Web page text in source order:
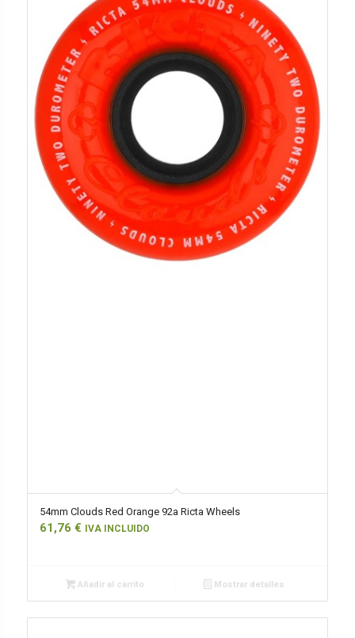
54mm Clouds Red Orange 92a Ricta Wheels
61,76 € IVA INCLUIDO
Añadir al carrito Mostrar detalles